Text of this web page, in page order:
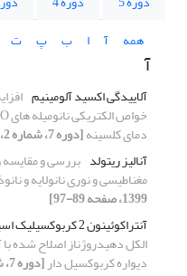
همه
آ ا ب پ ت
آ
آلاییدگی اکسید آلومینیم
دمای کلسینه[دوره 7، شماره 2، 1399، صفحه 10-18]
آنالیز ریتولد بررسی و
مغناطیسی و نوری نانولایه و
1399، صفحه 89-97]
آنتراکوئینون 2 کربوکسیلیک اسید
الکل دهیدروژناز اصلاح شده با
دیواره کربوکسیل دار[دوره 7، شماره 2، 1399، صفحه 63-70]